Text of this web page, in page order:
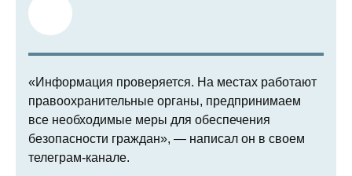
«Информация проверяется. На местах работают
правоохранительные органы, предпринимаем
все необходимые меры для обеспечения
безопасности граждан», — написал он в своем
телеграм-канале.